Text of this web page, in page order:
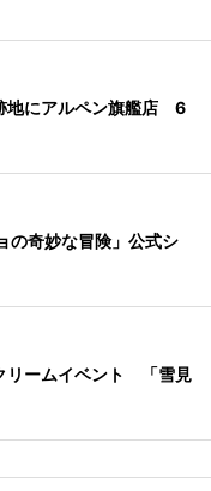
地にアルペン旗艦店 6
の奇妙な冒険」公式シ
リームイベント 「雪見